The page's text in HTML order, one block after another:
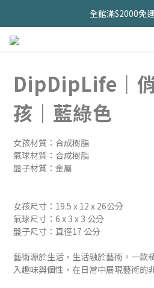
久坐神器>>坐&靠墊組
全館滿$2000免
DipDipLife｜
孩｜藍綠色
女孩材質：合成樹脂
氣球材質：合成樹脂
盤子材質：金屬
女孩尺寸：19.5 x 12 x 26公分
氣球尺寸：6 x 3 x 3 公分
盤子尺寸：直徑17 公分
藝術源於生活，生活融於藝術。一款
入趣味與個性，在日常中展現藝術的